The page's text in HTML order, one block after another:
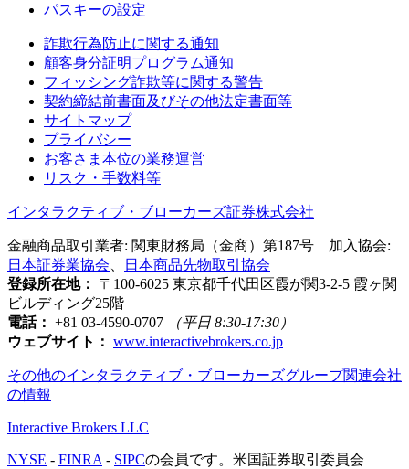
パスキーの設定
詐欺行為防止に関する通知
顧客身分証明プログラム通知
フィッシング詐欺等に関する警告
契約締結前書面及びその他法定書面等
サイトマップ
プライバシー
お客さま本位の業務運営
リスク・手数料等
インタラクティブ・ブローカーズ証券株式会社
金融商品取引業者: 関東財務局（金商）第187号 加入協会:
日本証券業協会
日本商品先物取引協会
登録所在地：
〒100-6025 東京都千代田区霞が関3-2-5 霞ヶ関
ビルディング25階
電話： +81 03-4590-0707
（平日 8:30-17:30）
ウェブサイト： www.interactivebrokers.co.jp
その他のインタラクティブ・ブローカーズグループ関連会社
の情報
Interactive Brokers LLC
NYSE - FINRA - SIPCの会員です。米国証券取引委員会